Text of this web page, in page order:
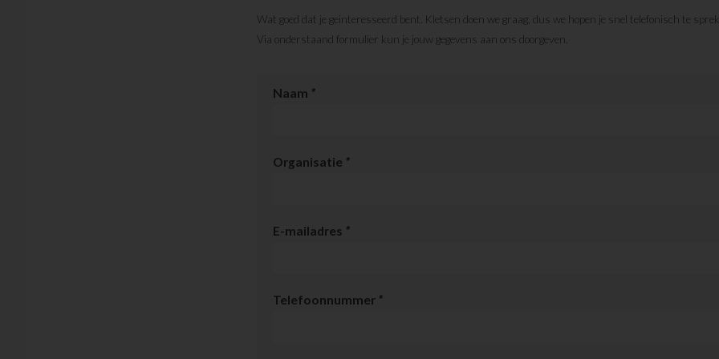
Wat goed dat je geinteresseerd bent. Kletsen doen we graag, dus we hopen je snel telefonisch te
Via onderstaand formulier kun je jouw gegevens aan ons doorgeven.
Naam *
Organisatie *
E-mailadres *
Telefoonnummer *